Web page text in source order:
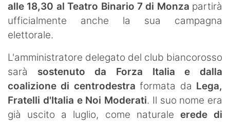
alle 18,30 al Teatro Binario 7 di Monza partirà
ufficialmente anche la sua campagna
elettorale.
L'amministratore delegato del club biancorosso
sarà sostenuto da Forza Italia e dalla
coalizione di centrodestra formata da Lega,
Fratelli d'Italia e Noi Moderati. Il suo nome era
già uscito a luglio, come naturale erede di